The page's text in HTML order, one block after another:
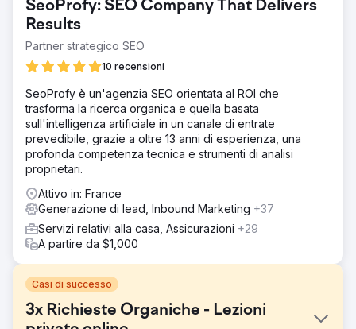
SeoProfy: SEO Company That Delivers
Results
Partner strategico SEO
10 recensioni
SeoProfy è un'agenzia SEO orientata al ROI che
trasforma la ricerca organica e quella basata
sull'intelligenza artificiale in un canale di entrate
prevedibile, grazie a oltre 13 anni di esperienza, una
profonda competenza tecnica e strumenti di analisi
proprietari.
Attivo in: France
Generazione di lead, Inbound Marketing +37
Servizi relativi alla casa, Assicurazioni +29
A partire da $1,000
Casi di successo
3x Richieste Organiche - Lezioni